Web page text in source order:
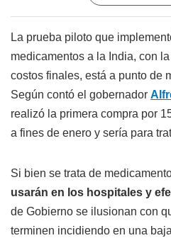
La prueba piloto que
medicamentos a la India, con
costos finales, está a punto de
Según contó el gobernador
realizó la primera compra por
a fines de enero y sería para
Si bien se trata de
usarán en los hospitales y
de Gobierno se ilusionan con
terminen incidiendo en una